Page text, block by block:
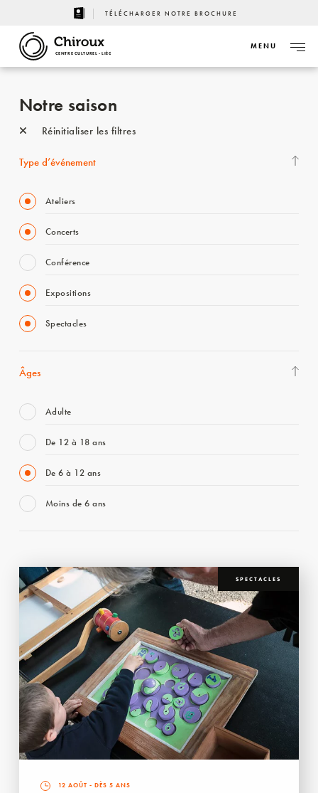
TÉLÉCHARGER NOTRE BROCHURE
CENTRE CULTUREL - LIÈGE
MENU
Notre saison
Réinitialiser les filtres
Type d’événement
Ateliers
Concerts
Conférence
Expositions
Spectacles
Âges
Adulte
De 12 à 18 ans
De 6 à 12 ans
Moins de 6 ans
SPECTACLES
12 AOÛT - DÈS 5 ANS